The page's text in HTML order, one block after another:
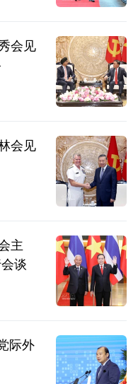
会见
会见
主
谈
际外